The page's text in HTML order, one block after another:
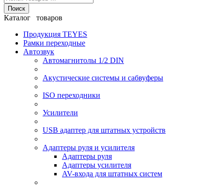
Поиск
Каталог товаров
Продукция TEYES
Рамки переходные
Автозвук
Автомагнитолы 1/2 DIN
Акустические системы и сабвуферы
ISO переходники
Усилители
USB адаптер для штатных устройств
Адаптеры руля и усилителя
Адаптеры руля
Адаптеры усилителя
AV-входа для штатных систем